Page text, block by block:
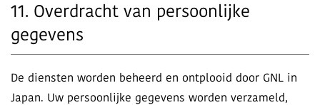
11. Overdracht van persoonlijke
gegevens
De diensten worden beheerd en ontplooid door GNL in
Japan. Uw persoonlijke gegevens worden verzameld,